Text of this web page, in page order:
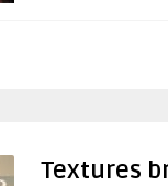
Textures